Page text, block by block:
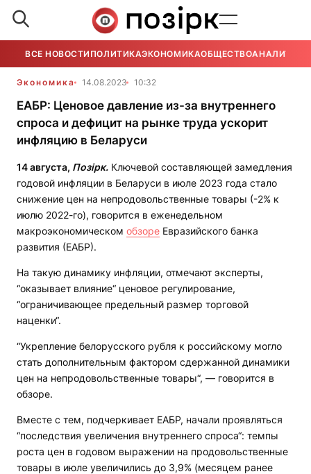
ВСЕ НОВОСТИ ПОЛИТИКАЭКОНОМИКАОБЩЕСТВОАНАЛИТИКА
Экономика 14.08.2023 10:32
ЕАБР: Ценовое давление из-за внутреннего
спроса и дефицит на рынке труда ускорит
инфляцию в Беларуси
14 августа, Позірк. Ключевой составляющей замедления
годовой инфляции в Беларуси в июле 2023 года стало
снижение цен на непродовольственные товары (-2% к
июлю 2022-го), говорится в еженедельном
макроэкономическом обзоре Евразийского банка
развития (ЕАБР).
На такую динамику инфляции, отмечают эксперты,
“оказывает влияние“ ценовое регулирование,
“ограничивающее предельный размер торговой
наценки“.
“Укрепление белорусского рубля к российскому могло
стать дополнительным фактором сдержанной динамики
цен на непродовольственные товары“, — говорится в
обзоре.
Вместе с тем, подчеркивает ЕАБР, начали проявляться
“последствия увеличения внутреннего спроса“: темпы
роста цен в годовом выражении на продовольственные
товары в июле увеличились до 3,9% (месяцем ранее